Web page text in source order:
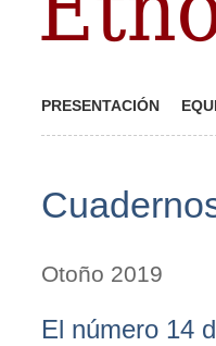
PRESENTACIÓN
Otoño 2019
El número 14